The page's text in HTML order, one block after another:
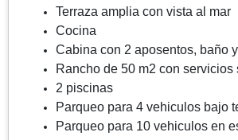
Terraza amplia con vista al mar
Cocina
Cabina con 2 aposentos, baño
Rancho de 50 m2 con servicios
2 piscinas
Parqueo para 4 vehiculos bajo
Parqueo para 10 vehiculos en